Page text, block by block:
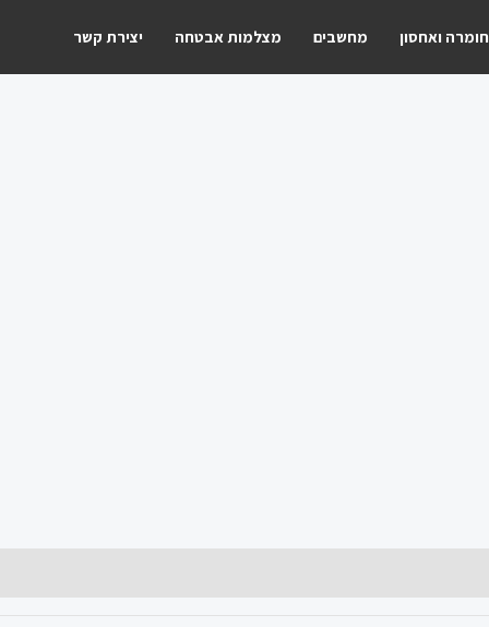
חומרה ואחסון מחשבים מצלמות אבטחה יצירת קשר